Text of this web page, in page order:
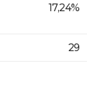
17,24%
29